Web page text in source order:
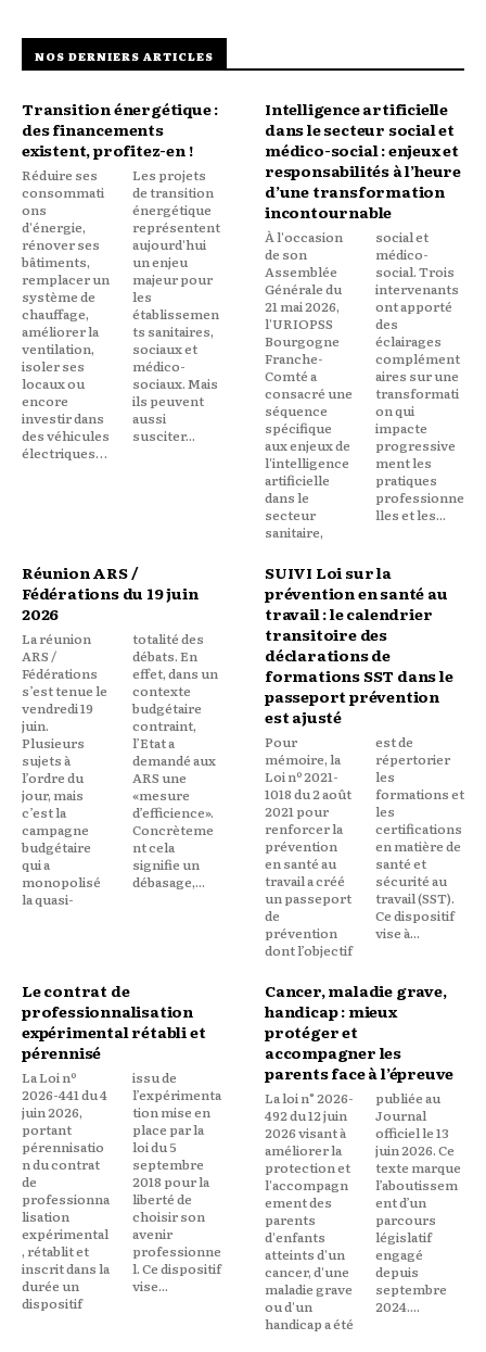
NOS DERNIERS ARTICLES
Transition énergétique :
des financements
existent, profitez-en !
Réduire ses
consommati
ons
d'énergie,
rénover ses
bâtiments,
remplacer un
système de
chauffage,
améliorer la
ventilation,
isoler ses
locaux ou
encore
investir dans
des véhicules
électriques…
Les projets
de transition
énergétique
représentent
aujourd'hui
un enjeu
majeur pour
les
établissemen
ts sanitaires,
sociaux et
médico-
sociaux. Mais
ils peuvent
aussi
susciter...
Intelligence artificielle
dans le secteur social et
médico-social : enjeux et
responsabilités à l’heure
d’une transformation
incontournable
À l'occasion
de son
Assemblée
Générale du
21 mai 2026,
l'URIOPSS
Bourgogne
Franche-
Comté a
consacré une
séquence
spécifique
aux enjeux de
l'intelligence
artificielle
dans le
secteur
sanitaire,
social et
médico-
social. Trois
intervenants
ont apporté
des
éclairages
complément
aires sur une
transformati
on qui
impacte
progressive
ment les
pratiques
professionne
lles et les...
Réunion ARS /
Fédérations du 19 juin
2026
La réunion
ARS /
Fédérations
s’est tenue le
vendredi 19
juin.
Plusieurs
sujets à
l’ordre du
jour, mais
c’est la
campagne
budgétaire
qui a
monopolisé
la quasi-
totalité des
débats. En
effet, dans un
contexte
budgétaire
contraint,
l’Etat a
demandé aux
ARS une
«mesure
d’efficience».
Concrèteme
nt cela
signifie un
débasage,...
SUIVI Loi sur la
prévention en santé au
travail : le calendrier
transitoire des
déclarations de
formations SST dans le
passeport prévention
est ajusté
Pour
mémoire, la
Loi nº 2021-
1018 du 2 août
2021 pour
renforcer la
prévention
en santé au
travail a créé
un passeport
de
prévention
dont l’objectif
est de
répertorier
les
formations et
les
certifications
en matière de
santé et
sécurité au
travail (SST).
Ce dispositif
vise à...
Le contrat de
professionnalisation
expérimental rétabli et
pérennisé
La Loi nº
2026-441 du 4
juin 2026,
portant
pérennisatio
n du contrat
de
professionna
lisation
expérimental
, rétablit et
inscrit dans la
durée un
dispositif
issu de
l’expérimenta
tion mise en
place par la
loi du 5
septembre
2018 pour la
liberté de
choisir son
avenir
professionne
l. Ce dispositif
vise...
Cancer, maladie grave,
handicap : mieux
protéger et
accompagner les
parents face à l’épreuve
La loi n° 2026-
492 du 12 juin
2026 visant à
améliorer la
protection et
l'accompagn
ement des
parents
d'enfants
atteints d'un
cancer, d'une
maladie grave
ou d'un
handicap a été
publiée au
Journal
officiel le 13
juin 2026. Ce
texte marque
l’aboutissem
ent d’un
parcours
législatif
engagé
depuis
septembre
2024....